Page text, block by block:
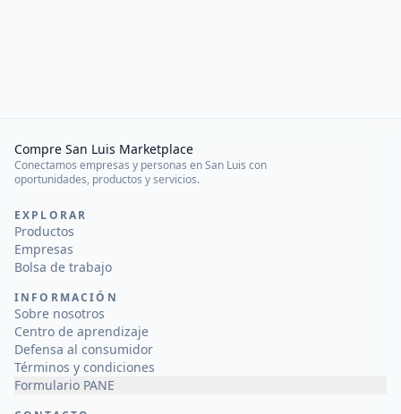
Compre San Luis Marketplace
Conectamos empresas y personas en San Luis con
oportunidades, productos y servicios.
EXPLORAR
Productos
Empresas
Bolsa de trabajo
INFORMACIÓN
Sobre nosotros
Centro de aprendizaje
Defensa al consumidor
Términos y condiciones
Formulario PANE